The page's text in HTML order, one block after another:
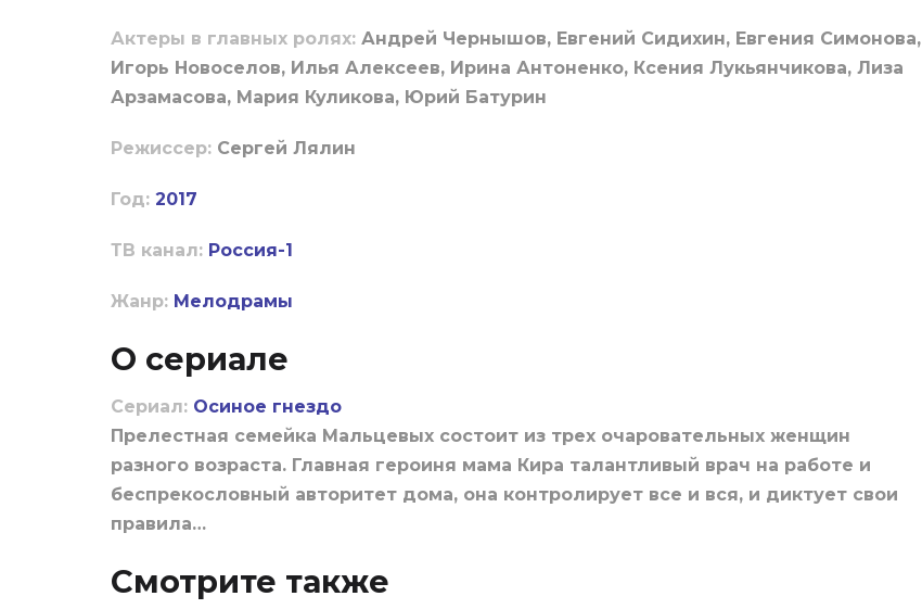
Актеры в главных ролях: Андрей Чернышов, Евгений Сидихин, Евгения Симонова,
Игорь Новоселов, Илья Алексеев, Ирина Антоненко, Ксения Лукьянчикова, Лиза
Арзамасова, Мария Куликова, Юрий Батурин
Режиссер: Сергей Лялин
Год: 2017
ТВ канал: Россия-1
Жанр: Мелодрамы
О сериале
Сериал: Осиное гнездо
Прелестная семейка Мальцевых состоит из трех очаровательных женщин
разного возраста. Главная героиня мама Кира талантливый врач на работе и
беспрекословный авторитет дома, она контролирует все и вся, и диктует свои
правила…
Смотрите также